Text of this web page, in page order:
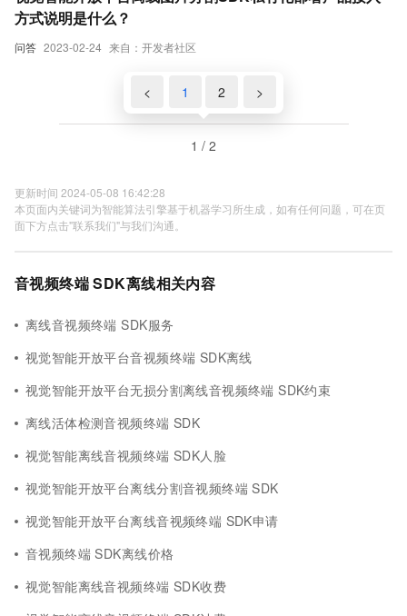
问答 2023-02-24 来自：开发者社区
方式说明是什么？
< 1 2 >
1 / 2
更新时间 2024-05-08 16:42:28
本页面内关键词为智能算法引擎基于机器学习所生成，如有任何问题，可在页
面下方点击"联系我们"与我们沟通。
音视频终端 SDK离线相关内容
离线音视频终端 SDK服务
视觉智能开放平台音视频终端 SDK离线
视觉智能开放平台无损分割离线音视频终端 SDK约束
离线活体检测音视频终端 SDK
视觉智能离线音视频终端 SDK人脸
视觉智能开放平台离线分割音视频终端 SDK
视觉智能开放平台离线音视频终端 SDK申请
音视频终端 SDK离线价格
视觉智能离线音视频终端 SDK收费